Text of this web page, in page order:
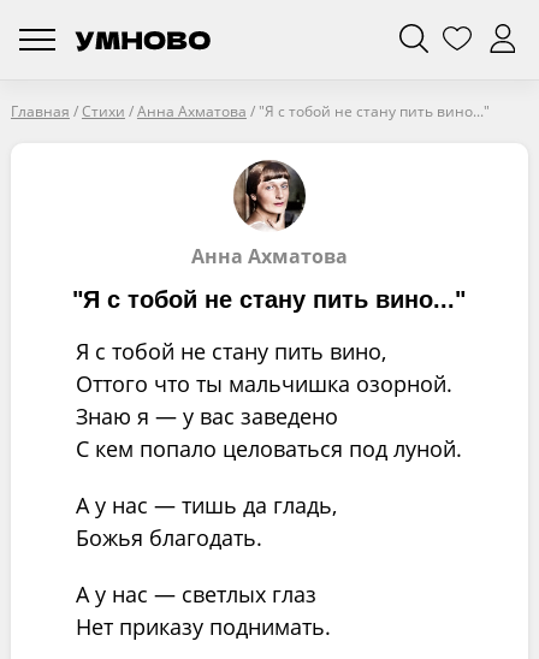
Главная /Стихи /Анна Ахматова / "Я с тобой не стану пить вино..."
Анна Ахматова
"Я с тобой не стану пить вино..."
Я с тобой не стану пить вино,
Оттого что ты мальчишка озорной.
Знаю я — у вас заведено
С кем попало целоваться под луной.
А у нас — тишь да гладь,
Божья благодать.
А у нас — светлых глаз
Нет приказу поднимать.